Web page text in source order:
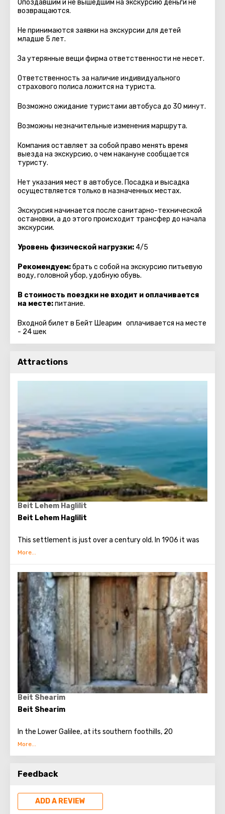
Опоздавшим и не вышедшим на экскурсию деньги не
возвращаются.
Не принимаются заявки на экскурсии для детей
младше 5 лет.
За утерянные вещи фирма ответственности не несет.
Ответственность за наличие индивидуального
страхового полиса ложится на туриста.
Возможно ожидание туристами автобуса до 30 минут.
Возможны незначительные изменения маршрута.
Компания оставляет за собой право менять время
выезда на экскурсию, о чем накануне сообщается
туристу.
Нет указания мест в автобуcе. Посадка и высадка
осуществляется только в назначенных местах.
Экскурсия начинается после санитарно-технической
остановки, а до этого происходит трансфер до начала
экскурсии.
Уровень физической нагрузки:4/5
Рекомендуем:брать с собой на экскурсию питьевую
воду, головной убор, удобную обувь.
В стоимость поездки не входит и оплачивается
на месте:питание.
Входной билет в Бейт Шеарим оплачивается на месте
- 24 шек
Attractions
Beit Lehem Haglilit
Beit Lehem Haglilit
This settlement is just over a century old. In 1906 it was
founded by the Templers, representatives of an
from the Lutheran Church in the mid-19th century. In the
Alonei Tabor forest they built a village in German
traditions, where they engaged in agriculture. Beit Lehem
of Galilee became one of such settlements that sprang
up throughout the country at that time.
Beit Shearim
Beit Shearim
In the Lower Galilee, at its southern foothills, 20
kilometers from Haifa, if you go east, near Kiryat Tivon, is
the Beit Shearim National Park. It is famous for its
historians have found the remains of an ancient
Feedback
ADD A REVIEW